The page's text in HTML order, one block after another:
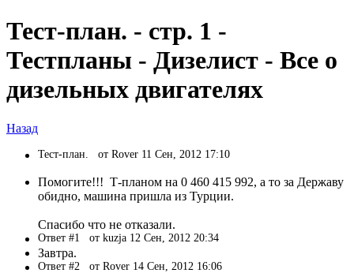
Тест-план. - стр. 1 -
Тестпланы - Дизелист - Все о
дизельных двигателях
Назад
Тест-план. от Rover 11 Сен, 2012 17:10
Помогите!!! Т-планом на 0 460 415 992, а то за Державу
обидно, машина пришла из Турции.
Спасибо что не отказали.
Ответ #1 от kuzja 12 Сен, 2012 20:34
Завтра.
Ответ #2 от Rover 14 Сен, 2012 16:06